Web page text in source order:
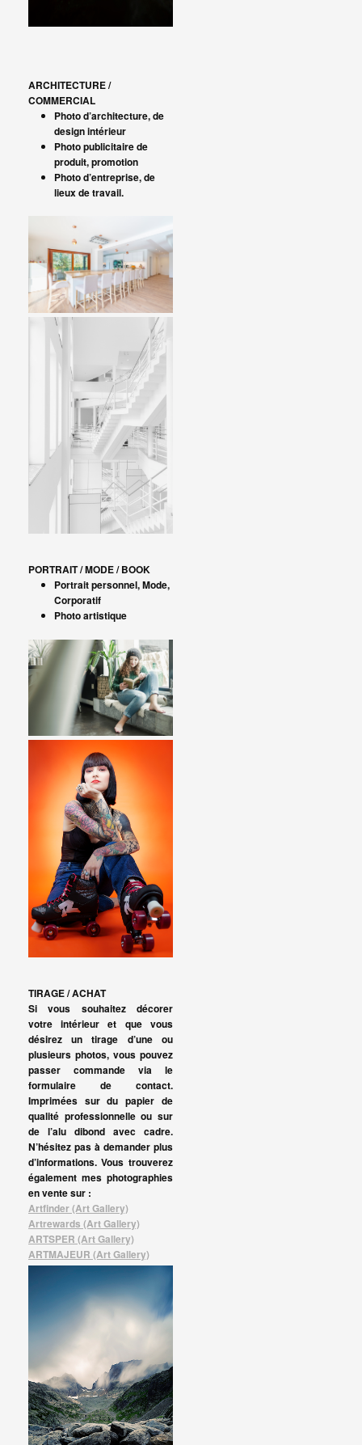
ARCHITECTURE /
COMMERCIAL
Photo d’architecture, de
design intérieur
Photo publicitaire de
produit, promotion
Photo d’entreprise, de
lieux de travail.
PORTRAIT / MODE / BOOK
Portrait personnel, Mode,
Corporatif
Photo artistique
TIRAGE / ACHAT
Si vous souhaitez décorer
votre intérieur et que vous
désirez un tirage d’une ou
plusieurs photos, vous pouvez
passer commande via le
formulaire de contact.
Imprimées sur du papier de
qualité professionnelle ou sur
de l’alu dibond avec cadre.
N’hésitez pas à demander plus
d’informations. Vous trouverez
également mes photographies
en vente sur :
Artfinder (Art Gallery)
Artrewards (Art Gallery)
ARTSPER (Art Gallery)
ARTMAJEUR (Art Gallery)